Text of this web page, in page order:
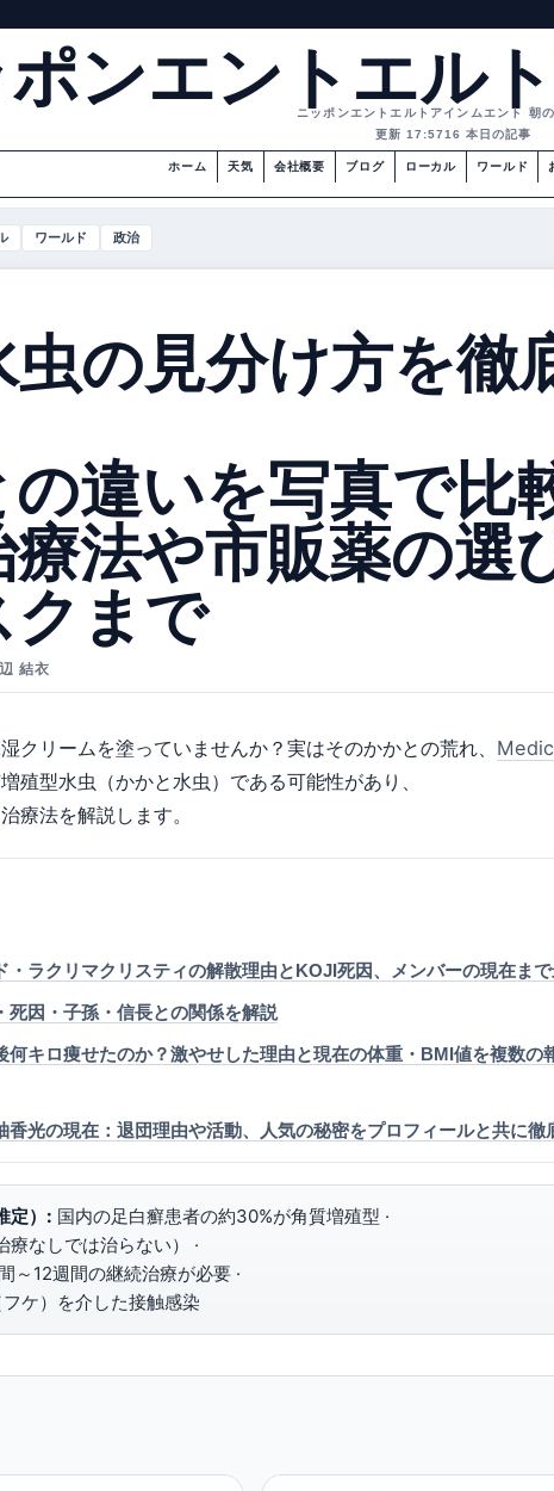
ンエントエル
ニッポンエントエルトアインムエント 朝
更新 17:5716 本日の記事
ホーム 天気 会社概要 ブログ ローカル ワールド
ワールド 政治
の見分け方を徹
違いを写真で比
法や市販薬の選
まで
結衣
クリームを塗っていませんか？実はそのかかとの荒れ、
殖型水虫（かかと水虫）である可能性があり、
療法を解説します。
・ラクリマクリスティの解散理由とKOJI死因、メンバーの現在ま
死因・子孫・信長との関係を解説
何キロ痩せたのか？激やせした理由と現在の体重・BMI値を複数の
香光の現在：退団理由や活動、人気の秘密をプロフィールと共に徹
定）: 国内の足白癬患者の約30%が角質増殖型 ·
療なしでは治らない） ·
～12週間の継続治療が必要 ·
ケ）を介した接触感染